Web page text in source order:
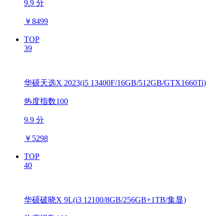
9.9 分
￥8499
TOP
39
华硕天选X 2023(i5 13400F/16GB/512GB/GTX1660Ti)
热度指数100
9.9 分
￥ 5298
TOP
40
华硕破晓X 9L(i3 12100/8GB/256GB+1TB/集显)